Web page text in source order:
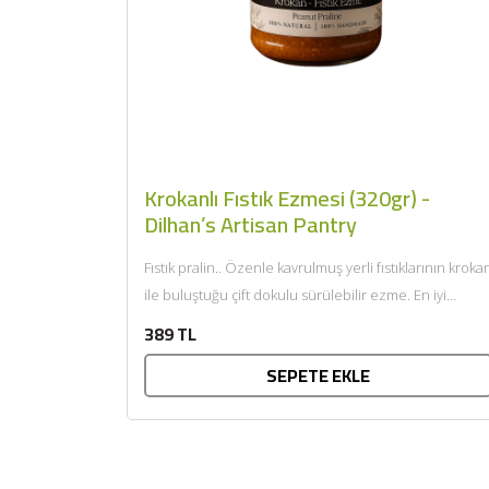
Krokanlı Fıstık Ezmesi (320gr) -
Dilhan’s Artisan Pantry
Fıstık pralin.. Özenle kavrulmuş yerli fıstıklarının
ile buluştuğu çift dokulu sürülebilir ezme. En iyi
389 TL
SEPETE EKLE